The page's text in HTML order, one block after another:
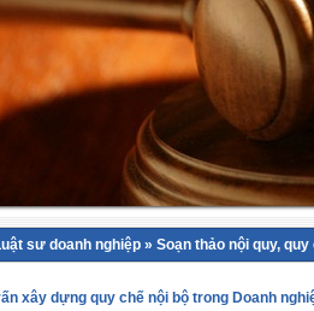
sư doanh nghiệp » Soạn thảo nội quy, quy
xây dựng quy chế nội bộ trong Doanh